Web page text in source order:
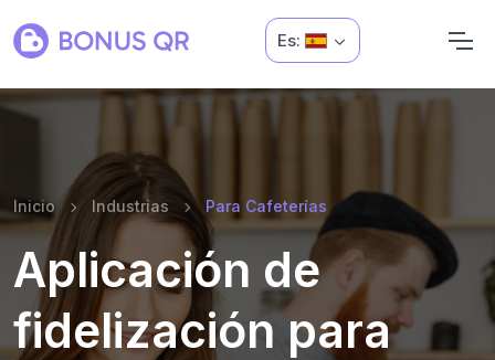
Es:
Inicio Industrias Para Cafeterías
Aplicación de
fidelización para